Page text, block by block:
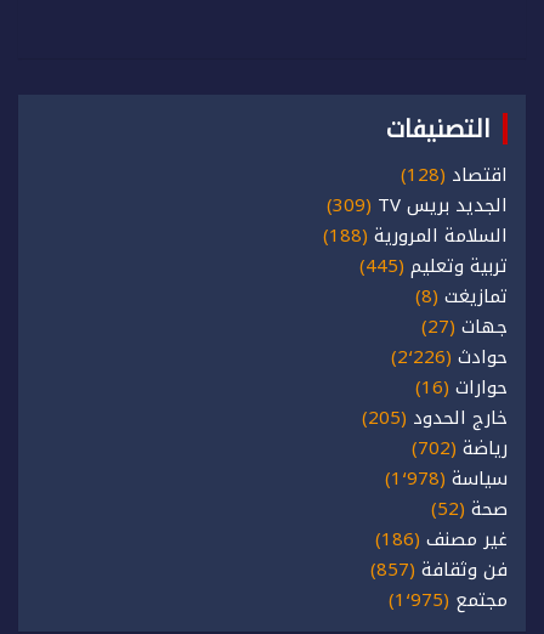
التصنيفات
اقتصاد (128)
الجديد بريس TV
(309)
السلامة المرورية (188)
تربية وتعليم (445)
تمازيغت (8)
جهات (27)
حوادث (2٬226)
حوارات (16)
خارج الحدود (205)
رياضة (702)
سياسة (1٬978)
صحة (52)
غير مصنف (186)
فن وثقافة (857)
مجتمع (1٬975)